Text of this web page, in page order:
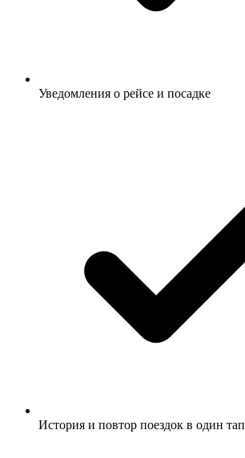
Уведомления о рейсе и посадке
История и повтор поездок в один тап